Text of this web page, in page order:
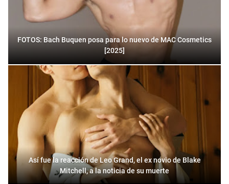
FOTOS: Bach Buquen posa para lo nuevo de MAC Cosmetics
[2025]
Así fue la reacción de Leo Grand, el ex novio de Blake
Mitchell, a la noticia de su muerte